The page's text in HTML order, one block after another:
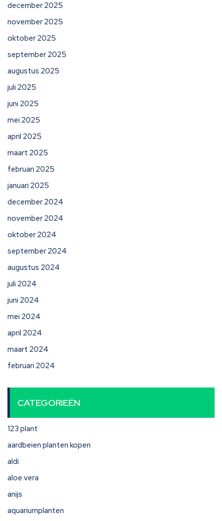
december 2025
november 2025
oktober 2025
september 2025
augustus 2025
juli 2025
juni 2025
mei 2025
april 2025
maart 2025
februari 2025
januari 2025
december 2024
november 2024
oktober 2024
september 2024
augustus 2024
juli 2024
juni 2024
mei 2024
april 2024
maart 2024
februari 2024
CATEGORIEËN
123 plant
aardbeien planten kopen
aldi
aloe vera
anijs
aquariumplanten